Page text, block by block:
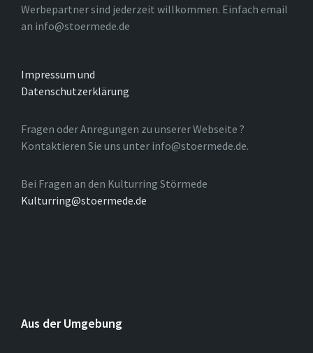
Werbepartner sind jederzeit willkommen. Einfach email
an info@stoermede.de
Impressum und
Datenschutzerklärung
Fragen oder Anregungen zu unserer Webseite ?
Kontaktieren Sie uns unter info@stoermede.de.
Bei Fragen an den Kulturring Störmede
Kulturring@stoermede.de
Aus der Umgebung